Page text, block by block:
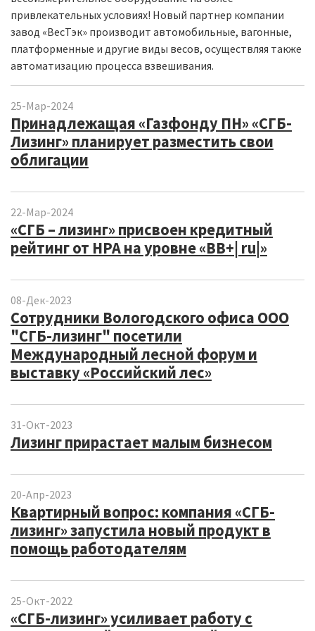
привлекательных условиях! Новый партнер компании
завод «ВесТэк» производит автомобильные, вагонные,
платформенные и другие виды весов, осуществляя также
автоматизацию процесса взвешивания.
25-Мар-2024
Принадлежащая «Газфонду ПН» «СГБ-
Лизинг» планирует разместить свои
облигации
22-Мар-2024
«СГБ – лизинг» присвоен кредитный
рейтинг от НРА на уровне «ВВ+| ru|»
08-Дек-2023
Сотрудники Вологодского офиса ООО
"СГБ-лизинг" посетили
Международный лесной форум и
выставку «Российский лес»
31-Окт-2023
Лизинг прирастает малым бизнесом
20-Апр-2023
Квартирный вопрос: компания «СГБ-
лизинг» запустила новый продукт в
помощь работодателям
25-Окт-2022
«СГБ-лизинг» усиливает работу с